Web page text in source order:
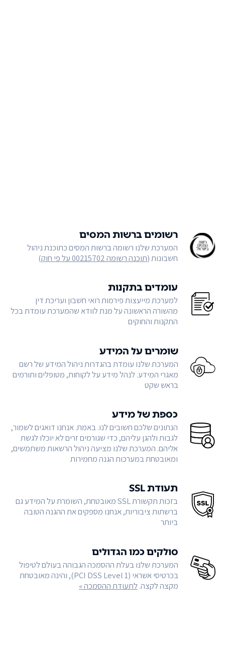
רשומים ברשות המסים
המערכת שלנו רשומה ברשות המסים כתוכנת ניהול
חשבונות (תוכנה רשומה 00215702 על פי חוק )
עומדים בתקנות
למערכת מייעצות פירמות רואי חשבון ועריכת דין
מהשורה הראשונה על מנת לוודא שהמערכת עומדת בכל
התקנות והחוקים
שומרים על המידע
המערכת שלנו עומדת בהגדרות ניהול המידע של רשם
מאגרי המידע. לנהל מידע על לקוחות, מטופלים ותורמים
בראש שקט
כספת של מידע
הנתונים שלכם חשובים לנו. באמת. אנחנו דואגים לשמור,
לגבות ולהגן עליהם, כדי שגורמים זרים לא יוכלו לגשת
אליהם. המערכת שלנו מציעה ניהול הרשאות משתמשים,
ומאובטחת במערכות הגנה מחמירות
תעודת SSL
בזכות תקשורת SSL מאובטחת, השומרת על המידע גם
ברשתות ציבוריות, אנחנו מספקים את ההגנה הטובה
ביותר
סולקים כמו הגדולים
המערכת שלנו בעלת ההסמכה הגבוהה בעולם לטיפול
בכרטיסי אשראי (PCI DSS Level 1), והינה מאובטחת
מקצה לקצה.לתעודת ההסמכה »